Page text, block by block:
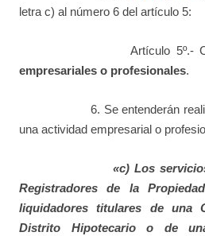
letra c) al número 6 del artículo 5:
Artículo 5º.-
empresariales o profesionales.
6. Se entenderán
una actividad empresarial o
«c) Los servicios
Registradores de la
liquidadores titulares de una
Distrito Hipotecario o de